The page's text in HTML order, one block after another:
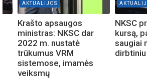
AKTUALIJOS
Krašto apsaugos
ministras: NKSC dar
2022 m. nustatė
trūkumus VRM
sistemose, imamės
veiksmų
NKSC
kursą,
saugiai